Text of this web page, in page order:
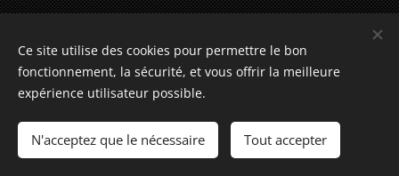
www.soundspaleo.fr © 2021 Tous droits réservés.
Optimisé parWebnode
Sprachen
Ce site utilise des cookies pour permettre le bon
fonctionnement, la sécurité, et vous offrir la meilleure
expérience utilisateur possible.
N'acceptez que le nécessaire
Tout accepter
Vos choix en matière de confidentialité